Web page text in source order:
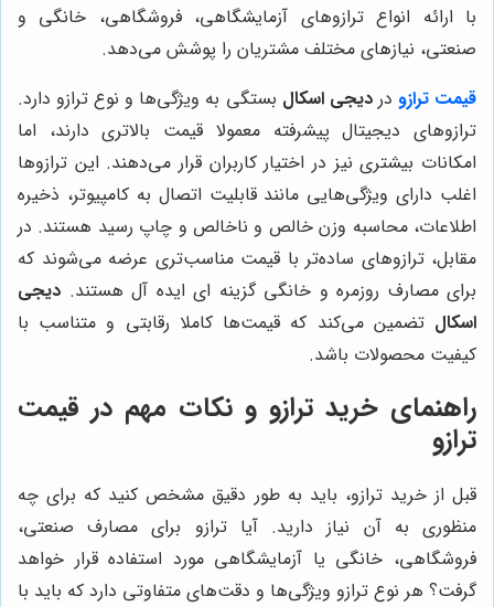
با ارائه انواع ترازوهای آزمایشگاهی، فروشگاهی، خانگی و
صنعتی، نیازهای مختلف مشتریان را پوشش می‌دهد.
قیمت ترازو دردیجی اسکال بستگی به ویژگی‌ها و نوع ترازو دارد.
ترازوهای دیجیتال پیشرفته معمولا قیمت بالاتری دارند، اما
امکانات بیشتری نیز در اختیار کاربران قرار می‌دهند. این ترازوها
اغلب دارای ویژگی‌هایی مانند قابلیت اتصال به کامپیوتر، ذخیره
اطلاعات، محاسبه وزن خالص و ناخالص و چاپ رسید هستند. در
مقابل، ترازوهای ساده‌تر با قیمت مناسب‌تری عرضه می‌شوند که
برای مصارف روزمره و خانگی گزینه ای ایده آل هستند. دیجی
اسکال تضمین می‌کند که قیمت‌ها کاملا رقابتی و متناسب با
کیفیت محصولات باشد.
راهنمای خرید ترازو و نکات مهم در قیمت
ترازو
قبل از خرید ترازو، باید به طور دقیق مشخص کنید که برای چه
منظوری به آن نیاز دارید. آیا ترازو برای مصارف صنعتی،
فروشگاهی، خانگی یا آزمایشگاهی مورد استفاده قرار خواهد
گرفت؟ هر نوع ترازو ویژگی‌ها و دقت‌های متفاوتی دارد که باید با